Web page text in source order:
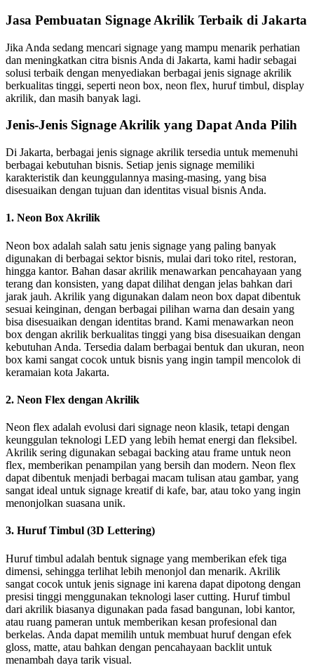
Jasa Pembuatan Signage Akrilik Terbaik di Jakarta
Jika Anda sedang mencari signage yang mampu menarik perhatian
dan meningkatkan citra bisnis Anda di Jakarta, kami hadir sebagai
solusi terbaik dengan menyediakan berbagai jenis signage akrilik
berkualitas tinggi, seperti neon box, neon flex, huruf timbul, display
akrilik, dan masih banyak lagi.
Jenis-Jenis Signage Akrilik yang Dapat Anda Pilih
Di Jakarta, berbagai jenis signage akrilik tersedia untuk memenuhi
berbagai kebutuhan bisnis. Setiap jenis signage memiliki
karakteristik dan keunggulannya masing-masing, yang bisa
disesuaikan dengan tujuan dan identitas visual bisnis Anda.
1. Neon Box Akrilik
Neon box adalah salah satu jenis signage yang paling banyak
digunakan di berbagai sektor bisnis, mulai dari toko ritel, restoran,
hingga kantor. Bahan dasar akrilik menawarkan pencahayaan yang
terang dan konsisten, yang dapat dilihat dengan jelas bahkan dari
jarak jauh. Akrilik yang digunakan dalam neon box dapat dibentuk
sesuai keinginan, dengan berbagai pilihan warna dan desain yang
bisa disesuaikan dengan identitas brand. Kami menawarkan neon
box dengan akrilik berkualitas tinggi yang bisa disesuaikan dengan
kebutuhan Anda. Tersedia dalam berbagai bentuk dan ukuran, neon
box kami sangat cocok untuk bisnis yang ingin tampil mencolok di
keramaian kota Jakarta.
2. Neon Flex dengan Akrilik
Neon flex adalah evolusi dari signage neon klasik, tetapi dengan
keunggulan teknologi LED yang lebih hemat energi dan fleksibel.
Akrilik sering digunakan sebagai backing atau frame untuk neon
flex, memberikan penampilan yang bersih dan modern. Neon flex
dapat dibentuk menjadi berbagai macam tulisan atau gambar, yang
sangat ideal untuk signage kreatif di kafe, bar, atau toko yang ingin
menonjolkan suasana unik.
3. Huruf Timbul (3D Lettering)
Huruf timbul adalah bentuk signage yang memberikan efek tiga
dimensi, sehingga terlihat lebih menonjol dan menarik. Akrilik
sangat cocok untuk jenis signage ini karena dapat dipotong dengan
presisi tinggi menggunakan teknologi laser cutting. Huruf timbul
dari akrilik biasanya digunakan pada fasad bangunan, lobi kantor,
atau ruang pameran untuk memberikan kesan profesional dan
berkelas. Anda dapat memilih untuk membuat huruf dengan efek
gloss, matte, atau bahkan dengan pencahayaan backlit untuk
menambah daya tarik visual.